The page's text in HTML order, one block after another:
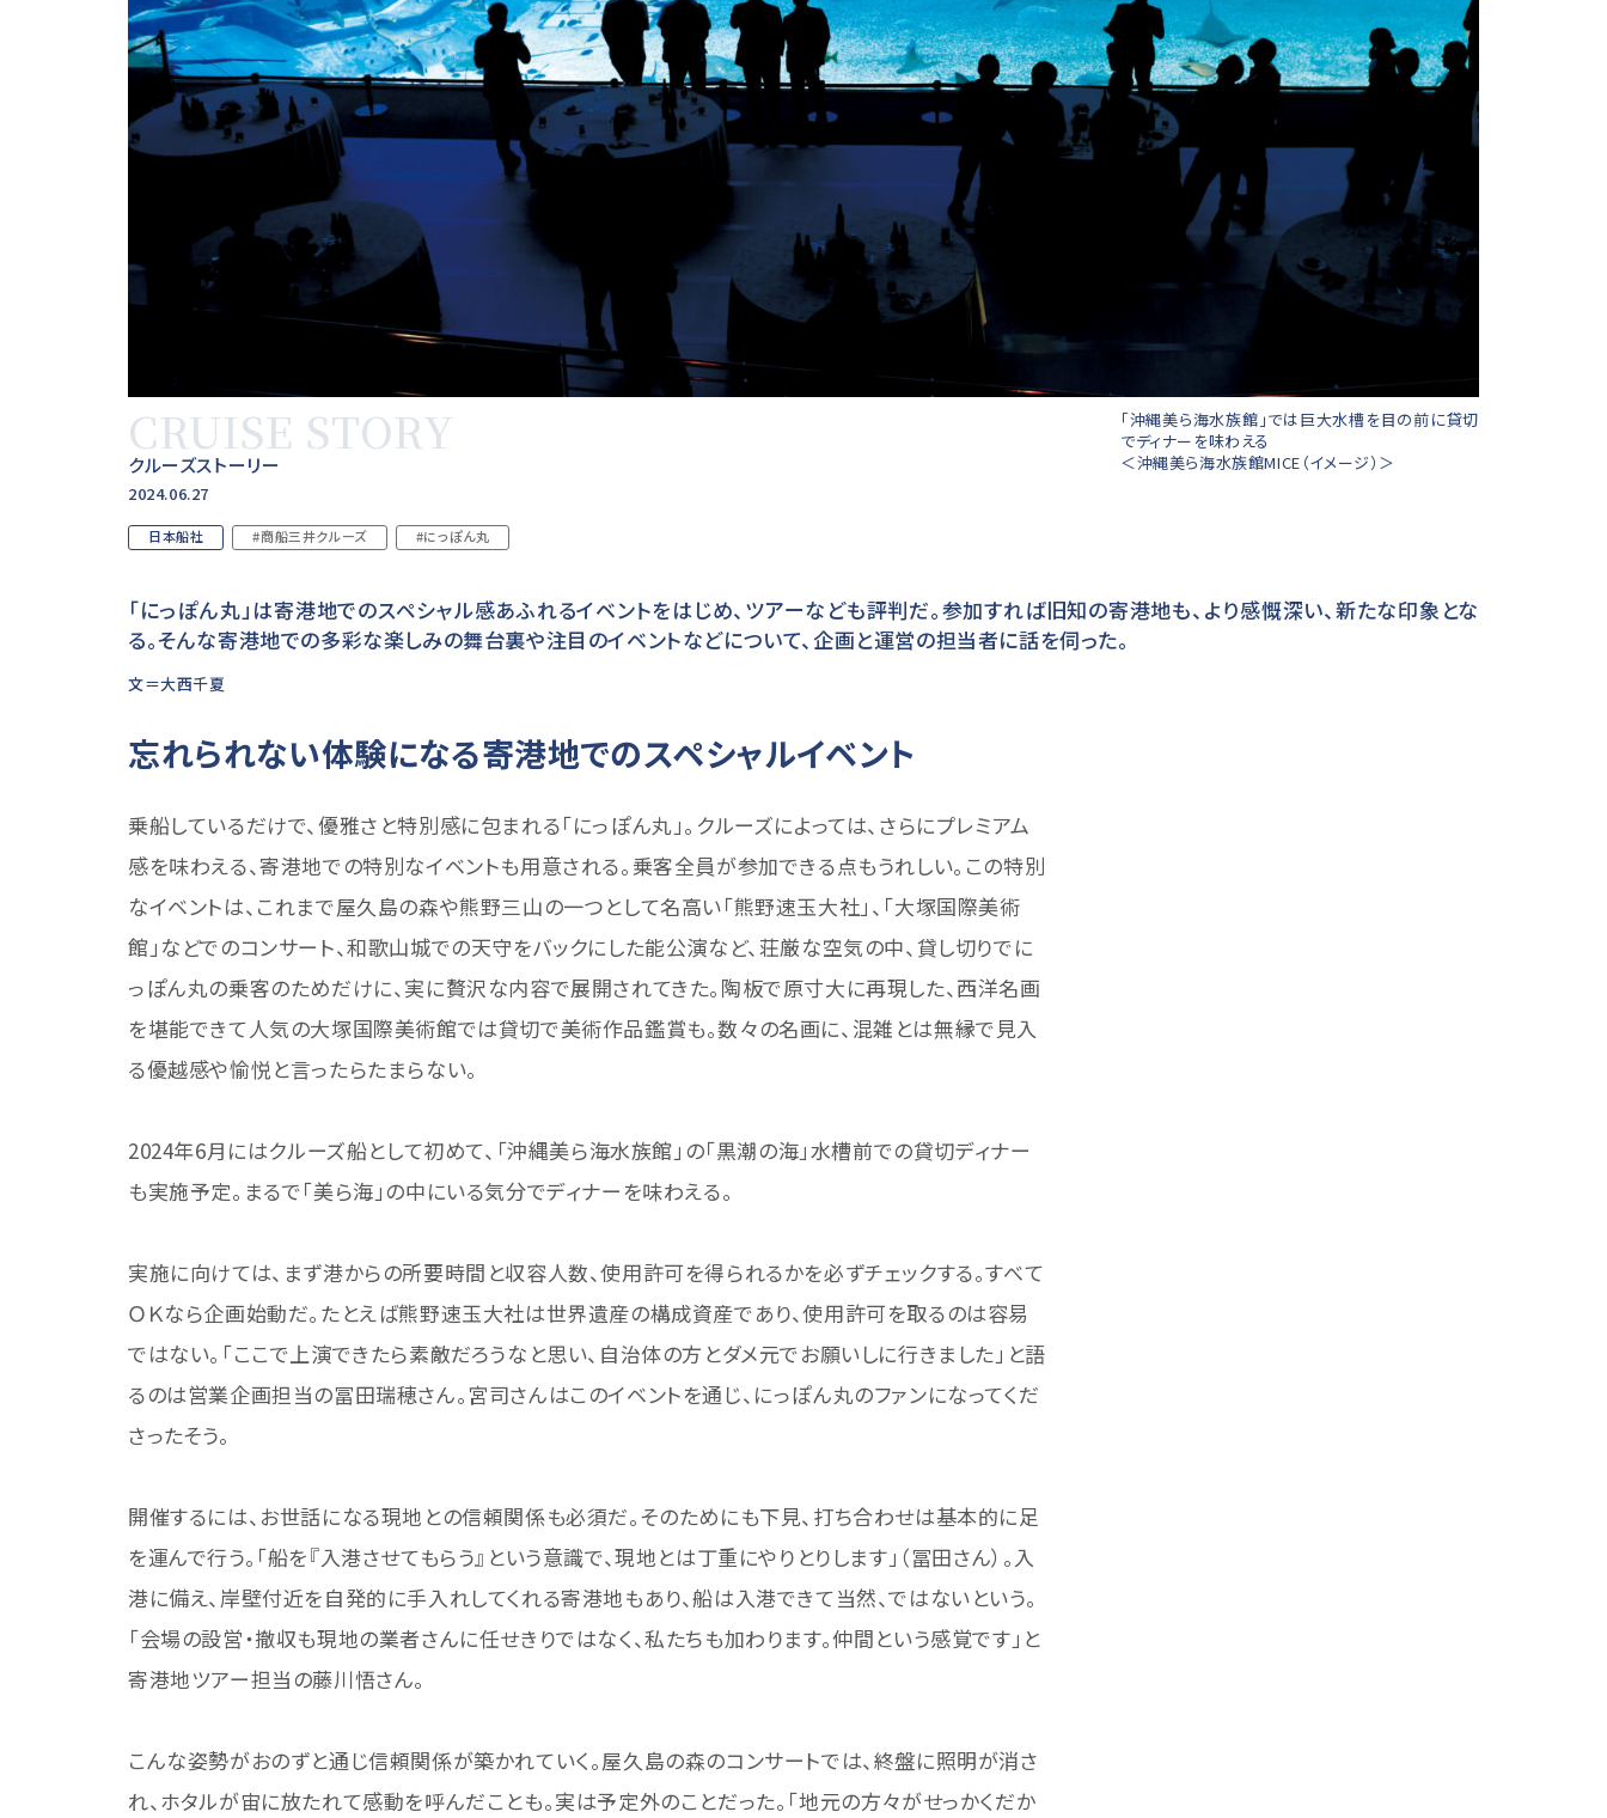
CRUISE STORY
クルーズストーリー
2024.06.27
日本船社 #商船三井クルーズ #にっぽん丸
「にっぽん丸」は寄港地でのスペシャル感あふれるイベントをはじめ、ツアーなども評判だ。参加すれば旧知の寄港地も、より感慨深い、新たな印象とな
る。そんな寄港地での多彩な楽しみの舞台裏や注目のイベントなどについて、企画と運営の担当者に話を伺った。
文＝大西千夏
「沖縄美ら海水族館」では巨大水槽を目の前に貸切
でディナーを味わえる
＜沖縄美ら海水族館MICE（イメージ）＞
忘れられない体験になる寄港地でのスペシャルイベント
乗船しているだけで、優雅さと特別感に包まれる「にっぽん丸」。クルーズによっては、さらにプレミアム
感を味わえる、寄港地での特別なイベントも用意される。乗客全員が参加できる点もうれしい。この特別
なイベントは、これまで屋久島の森や熊野三山の一つとして名高い「熊野速玉大社」、「大塚国際美術
館」などでのコンサート、和歌山城での天守をバックにした能公演など、荘厳な空気の中、貸し切りでに
っぽん丸の乗客のためだけに、実に贅沢な内容で展開されてきた。陶板で原寸大に再現した、西洋名画
を堪能できて人気の大塚国際美術館では貸切で美術作品鑑賞も。数々の名画に、混雑とは無縁で見入
る優越感や愉悦と言ったらたまらない。
2024年6月にはクルーズ船として初めて、「沖縄美ら海水族館」の「黒潮の海」水槽前での貸切ディナー
も実施予定。まるで「美ら海」の中にいる気分でディナーを味わえる。
実施に向けては、まず港からの所要時間と収容人数、使用許可を得られるかを必ずチェックする。すべて
ＯＫなら企画始動だ。たとえば熊野速玉大社は世界遺産の構成資産であり、使用許可を取るのは容易
ではない。「ここで上演できたら素敵だろうなと思い、自治体の方とダメ元でお願いしに行きました」と語
るのは営業企画担当の冨田瑞穂さん。宮司さんはこのイベントを通じ、にっぽん丸のファンになってくだ
さったそう。
開催するには、お世話になる現地との信頼関係も必須だ。そのためにも下見、打ち合わせは基本的に足
を運んで行う。「船を『入港させてもらう』という意識で、現地とは丁重にやりとりします」（冨田さん）。入
港に備え、岸壁付近を自発的に手入れしてくれる寄港地もあり、船は入港できて当然、ではないという。
「会場の設営・撤収も現地の業者さんに任せきりではなく、私たちも加わります。仲間という感覚です」と
寄港地ツアー担当の藤川悟さん。
こんな姿勢がおのずと通じ信頼関係が築かれていく。屋久島の森のコンサートでは、終盤に照明が消さ
れ、ホタルが宙に放たれて感動を呼んだことも。実は予定外のことだった。「地元の方々がせっかくだか